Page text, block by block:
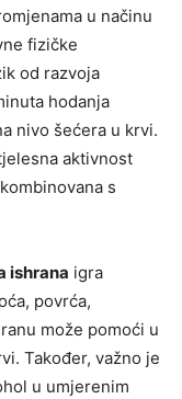
u načinu
fizičke
od razvoja
hodanja
nivo šećera u krvi.
aktivnost
s
ishrana igra
povrća,
može pomoći u
Također, važno je
u umjerenim